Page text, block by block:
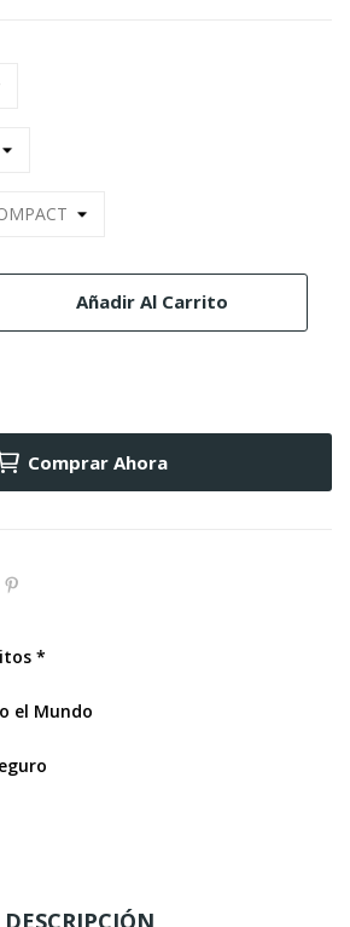
Añadir Al Carrito
Comprar Ahora
*
el Mundo
DESCRIPCIÓN